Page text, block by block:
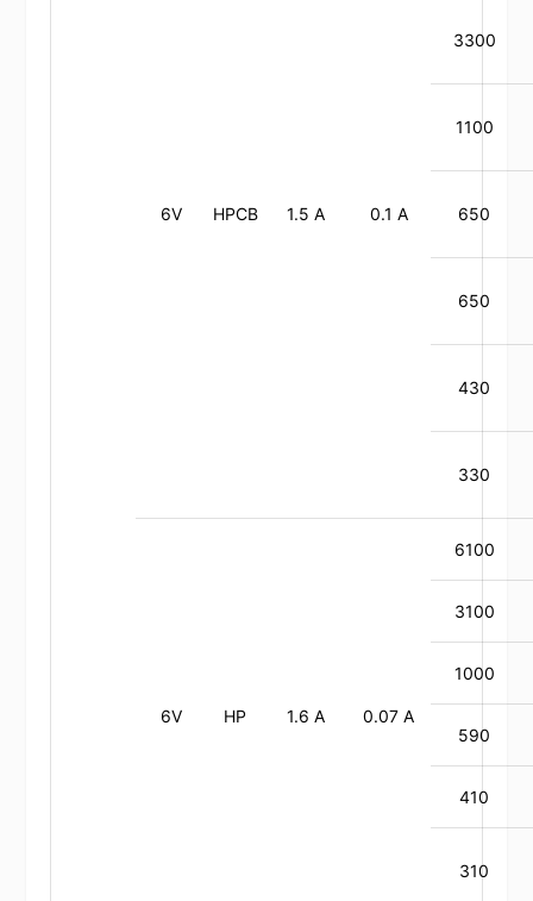
6V HPCB 1.5 A 0.1 A
3300
1100
650
650
430
330
6V HP 1.6 A 0.07 A
6100
3100
1000
590
410
310